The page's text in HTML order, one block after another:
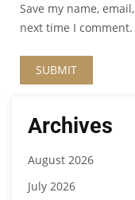
Save my name,
next time I comment.
Archives
August 2026
July 2026